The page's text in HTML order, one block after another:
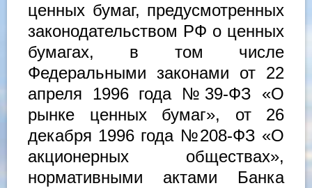
ценных бумаг, предусмотренных
законодательством РФ о ценных
бумагах, в том числе
Федеральными законами от 22
апреля 1996 года №39-ФЗ «О
рынке ценных бумаг», от 26
декабря 1996 года №208-ФЗ «О
акционерных обществах»,
нормативными актами Банка